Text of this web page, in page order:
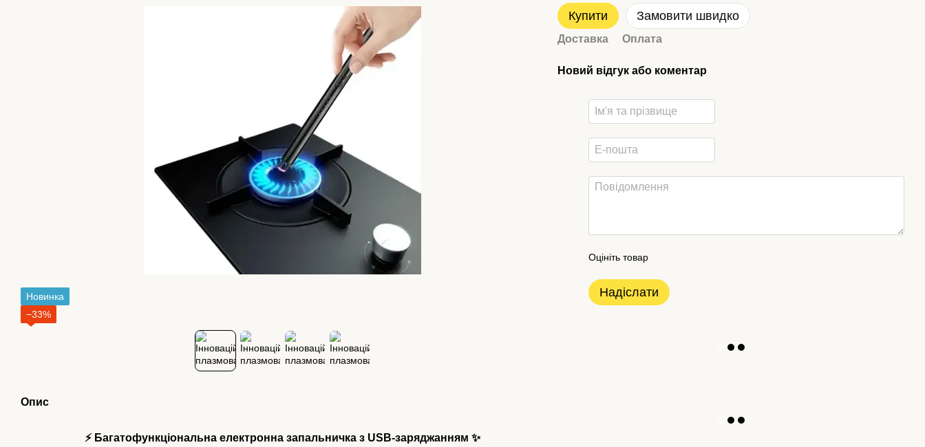
Новинка
−33%
Опис
⚡ Багатофункціональна електронна запальничка з USB-заряджанням ✨
Купити Замовити швидко
Доставка Оплата
Новий відгук або коментар
Оцініть товар
Надіслати